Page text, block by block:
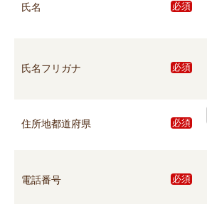
氏名 必須
氏名フリガナ 必須
住所地都道府県
必須
電話番号 必須